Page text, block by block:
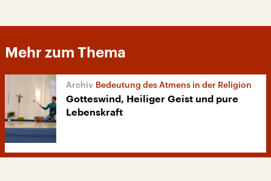
Mehr zum Thema
Bedeutung des Atmens in der Religion
Gotteswind, Heiliger Geist und pure
Lebenskraft